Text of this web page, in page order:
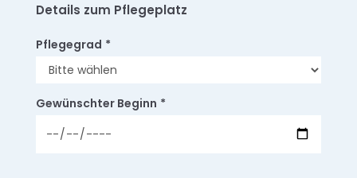
Details zum Pflegeplatz
Pflegegrad *
Gewünschter Beginn *